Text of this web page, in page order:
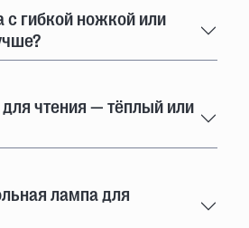
с гибкой ножкой или
чтения — тёплый или
лампа для